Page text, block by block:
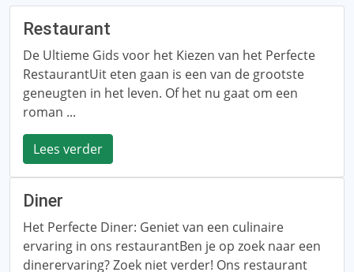
Restaurant
De Ultieme Gids voor het Kiezen van het Perfecte
RestaurantUit eten gaan is een van de grootste
geneugten in het leven. Of het nu gaat om een ​​
roman ...
Lees verder
Diner
Het Perfecte Diner: Geniet van een culinaire
ervaring in ons restaurantBen je op zoek naar een
dinerervaring? Zoek niet verder! Ons restaurant